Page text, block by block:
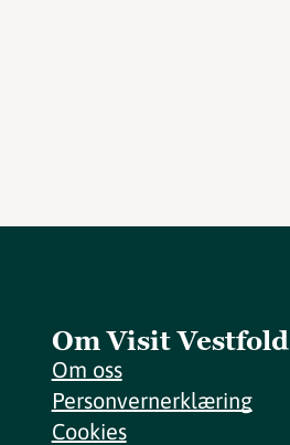
Om Visit Vestfold
Om oss
Personvernerklæring
Cookies